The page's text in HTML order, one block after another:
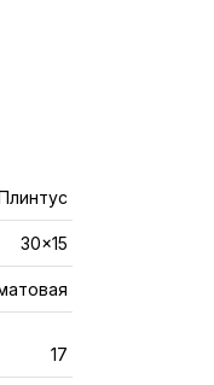
30x15
17